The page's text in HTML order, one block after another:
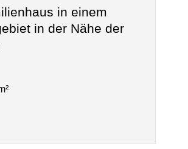
in einem
in der Nähe der